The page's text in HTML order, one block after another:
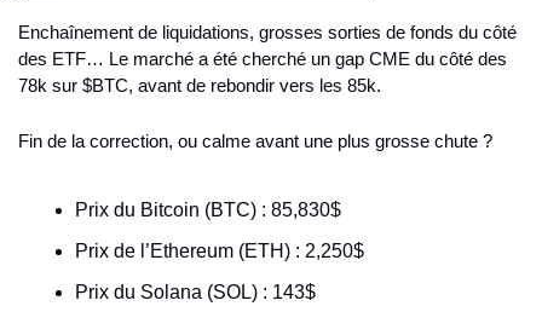
Enchaînement de liquidations, grosses sorties de fonds du côté
des ETF… Le marché a été cherché un gap CME du côté des
78k sur $BTC, avant de rebondir vers les 85k.
Fin de la correction, ou calme avant une plus grosse chute ?
Prix du Bitcoin (BTC) : 85,830$
Prix de l’Ethereum (ETH) : 2,250$
Prix du Solana (SOL) : 143$